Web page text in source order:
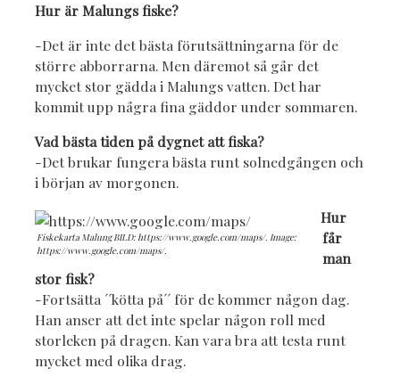
Hur är Malungs fiske?
-Det är inte det bästa förutsättningarna för de
större abborrarna. Men däremot så går det
mycket stor gädda i Malungs vatten. Det har
kommit upp några fina gäddor under sommaren.
Vad bästa tiden på dygnet att fiska?
-Det brukar fungera bästa runt solnedgången och
i början av morgonen.
Fiskekarta Malung BILD: https://www.google.com/maps/. Image:
https://www.google.com/maps/.
Hur
får
man
stor fisk?
-Fortsätta ´´kötta på´´ för de kommer någon dag.
Han anser att det inte spelar någon roll med
storleken på dragen. Kan vara bra att testa runt
mycket med olika drag.